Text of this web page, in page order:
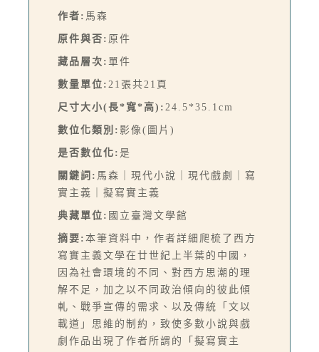
作者: 馬森
原件與否: 原件
藏品層次: 單件
數量單位: 21張共21頁
尺寸大小(長*寬*高): 24.5*35.1cm
數位化類別: 影像(圖片)
是否數位化: 是
關鍵詞: 馬森｜現代小說｜現代戲劇｜寫
實主義｜擬寫實主義
典藏單位: 國立臺灣文學館
摘要: 本筆資料中，作者詳細爬梳了西方
寫實主義文學在廿世紀上半葉的中國，
因為社會環境的不同、對西方思潮的理
解不足，加之以不同政治傾向的彼此傾
軋、戰爭宣傳的需求、以及傳統「文以
載道」思維的制約，致使多數小說與戲
劇作品出現了作者所謂的「擬寫實主